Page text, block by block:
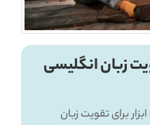
زبان انگلیسی
برای تقویت زبان